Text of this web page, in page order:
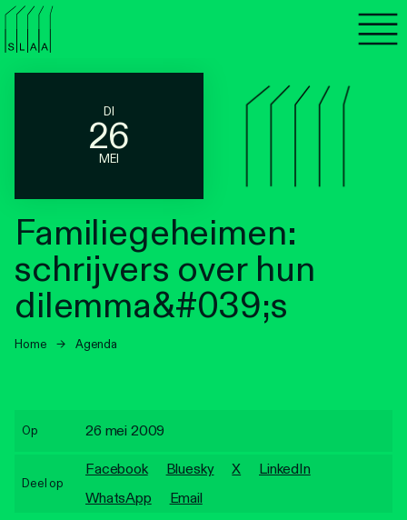
DI
26
MEI
Familiegeheimen:
schrijvers over hun
dilemma&#039;s
Home → Agenda
Op 26 mei 2009
Deel op
Facebook Bluesky X
LinkedIn
WhatsApp
Email
Agenda
Luisteren
Nieuwsbrief
Over SLAA
Vacatures
Personen
Toegankelijkheid
Stadsdichter